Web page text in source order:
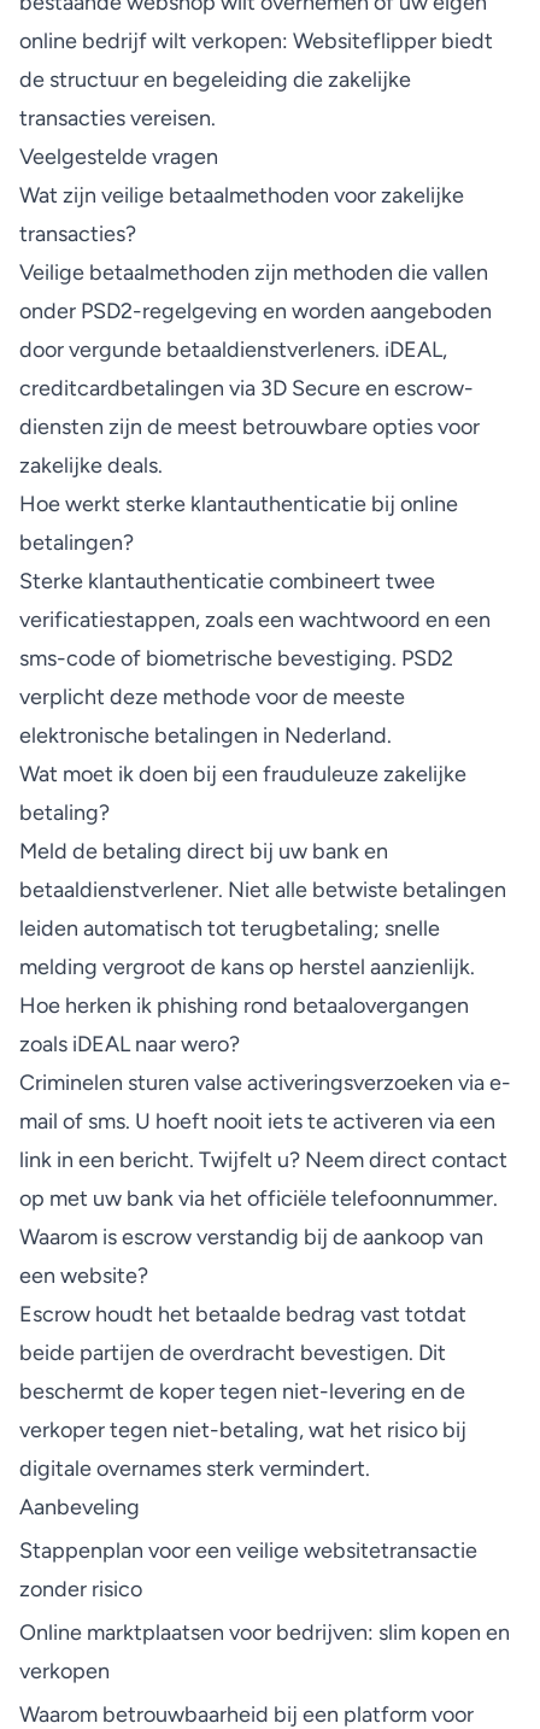
online bedrijf wilt verkopen: Websiteflipper biedt
de structuur en begeleiding die zakelijke
transacties vereisen.
Veelgestelde vragen
Wat zijn veilige betaalmethoden voor zakelijke
transacties?
Veilige betaalmethoden zijn methoden die vallen
onder PSD2-regelgeving en worden aangeboden
door vergunde betaaldienstverleners. iDEAL,
creditcardbetalingen via 3D Secure en escrow-
diensten zijn de meest betrouwbare opties voor
zakelijke deals.
Hoe werkt sterke klantauthenticatie bij online
betalingen?
Sterke klantauthenticatie combineert twee
verificatiestappen, zoals een wachtwoord en een
sms-code of biometrische bevestiging. PSD2
verplicht deze methode voor de meeste
elektronische betalingen in Nederland.
Wat moet ik doen bij een frauduleuze zakelijke
betaling?
Meld de betaling direct bij uw bank en
betaaldienstverlener. Niet alle betwiste betalingen
leiden automatisch tot terugbetaling; snelle
melding vergroot de kans op herstel aanzienlijk.
Hoe herken ik phishing rond betaalovergangen
zoals iDEAL naar wero?
Criminelen sturen valse activeringsverzoeken via e-
mail of sms. U hoeft nooit iets te activeren via een
link in een bericht. Twijfelt u? Neem direct contact
op met uw bank via het officiële telefoonnummer.
Waarom is escrow verstandig bij de aankoop van
een website?
Escrow houdt het betaalde bedrag vast totdat
beide partijen de overdracht bevestigen. Dit
beschermt de koper tegen niet-levering en de
verkoper tegen niet-betaling, wat het risico bij
digitale overnames sterk vermindert.
Aanbeveling
Stappenplan voor een veilige websitetransactie
zonder risico
Online marktplaatsen voor bedrijven: slim kopen en
verkopen
Waarom betrouwbaarheid bij een platform voor